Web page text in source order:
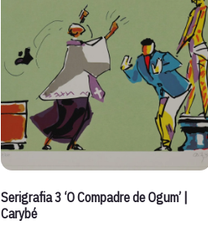
Serigrafia 3 ‘O Compadre de Ogum’ |
Carybé